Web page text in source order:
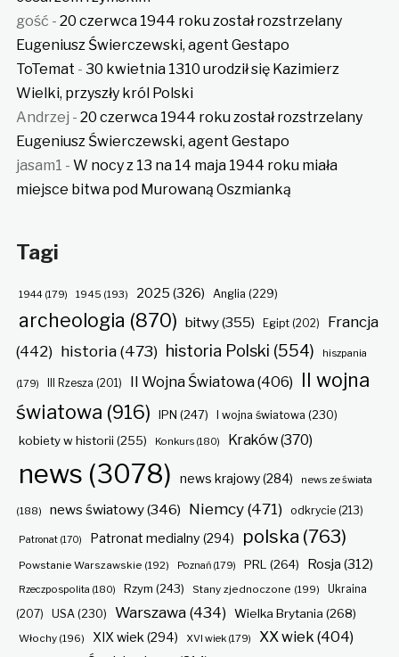
gość - 20 czerwca 1944 roku został rozstrzelany
Eugeniusz Świerczewski, agent Gestapo
ToTemat - 30 kwietnia 1310 urodził się Kazimierz
Wielki, przyszły król Polski
Andrzej - 20 czerwca 1944 roku został rozstrzelany
Eugeniusz Świerczewski, agent Gestapo
jasam1 - W nocy z 13 na 14 maja 1944 roku miała
miejsce bitwa pod Murowaną Oszmianką
Tagi
1944(179) 1945 (193) 2025 (326) Anglia (229)
archeologia (870) bitwy(355) Egipt(202)
Francja
(442) historia(473) historia Polski (554) hiszpania
(179) III Rzesza (201) II Wojna Światowa(406) II wojna
światowa (916) IPN (247) I wojna światowa (230)
kobiety w historii (255) Konkurs(180) Kraków(370)
news (3078) news krajowy(284) news ze świata
(188) news światowy(346) Niemcy(471) odkrycie(213)
Patronat(170) Patronat medialny (294) polska (763)
Powstanie Warszawskie (192) Poznań(179) PRL (264) Rosja (312)
Rzeczpospolita (180) Rzym (243) Stany zjednoczone (199)
Ukraina
(207)
USA(230) Warszawa(434) Wielka Brytania (268)
Włochy(196) XIX wiek (294) XVI wiek(179) XX wiek (404)